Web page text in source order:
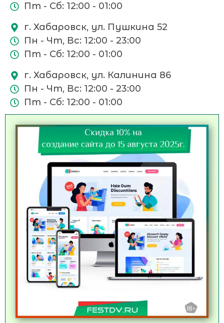
Пт - Сб: 12:00 - 01:00
г. Хабаровск, ул. Пушкина 52
Пн - Чт, Вс: 12:00 - 23:00
Пт - Сб: 12:00 - 01:00
г. Хабаровск, ул. Калинина 86
Пн - Чт, Вс: 12:00 - 23:00
Пт - Сб: 12:00 - 01:00